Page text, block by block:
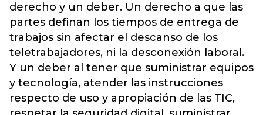
derecho y un deber. Un derecho a que las
partes definan los tiempos de entrega de
trabajos sin afectar el descanso de los
teletrabajadores, ni la desconexión laboral.
Y un deber al tener que suministrar equipos
y tecnología, atender las instrucciones
respecto de uso y apropiación de las TIC,